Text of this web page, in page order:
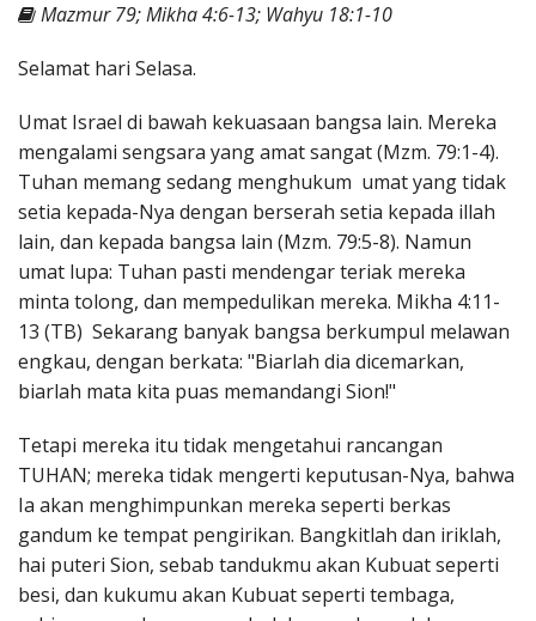
Materi
Mazmur 79; Mikha 4:6-13; Wahyu 18:1-10
Selamat hari Selasa.
Umat Israel di bawah kekuasaan bangsa lain. Mereka
mengalami sengsara yang amat sangat (Mzm. 79:1-4).
Tuhan memang sedang menghukum umat yang tidak
setia kepada-Nya dengan berserah setia kepada illah
lain, dan kepada bangsa lain (Mzm. 79:5-8). Namun
umat lupa: Tuhan pasti mendengar teriak mereka
minta tolong, dan mempedulikan mereka. Mikha 4:11-
13 (TB) Sekarang banyak bangsa berkumpul melawan
engkau, dengan berkata: "Biarlah dia dicemarkan,
biarlah mata kita puas memandangi Sion!"
Tetapi mereka itu tidak mengetahui rancangan
TUHAN; mereka tidak mengerti keputusan-Nya, bahwa
Ia akan menghimpunkan mereka seperti berkas
gandum ke tempat pengirikan. Bangkitlah dan iriklah,
hai puteri Sion, sebab tandukmu akan Kubuat seperti
besi, dan kukumu akan Kubuat seperti tembaga,